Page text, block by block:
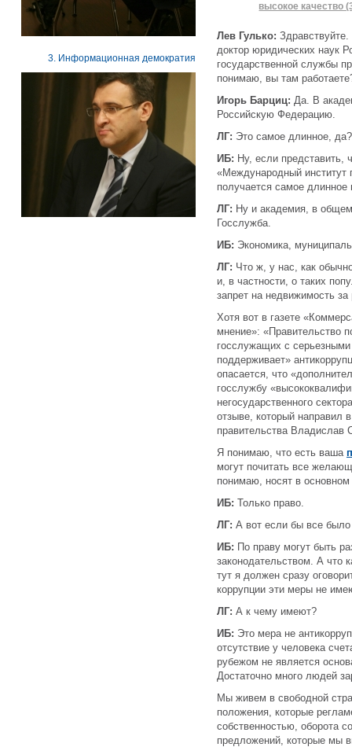
3. Информационная демократия
высокое качество
Лев Гулько:
доктор юридических наук
государственной службы
понимаю, вы там
Игорь Барциц: Да. В
Российскую Федерацию.
ЛГ: Это самое длинное, да?
ИБ: Ну, если представить,
«Международный институт
получается самое длинное
ЛГ: Ну и академия, в
Госслужба.
ИБ: Экономика,
ЛГ: Что ж, у нас, как
и, в частности, о таких
запрет на недвижимость
Хотя вот в газете
мнение»: «Правительство
госслужащих с
поддерживает»
опасается, что
госслужбу
негосударственного
отзыве, который направил
правительства Владислав
Я понимаю, что есть ваша
могут почитать все
понимаю, носят в
ИБ: Только право.
ЛГ: А вот если бы все
ИБ: По праву могут быть
законодательством. А что
тут я должен сразу
коррупции эти меры не
ЛГ: А к чему имеют?
ИБ: Это мера не
отсутствие у человека
рубежом не является
Достаточно много людей
Мы живем в свободной
положения, которые
собственностью, оборота
предложений, которые мы